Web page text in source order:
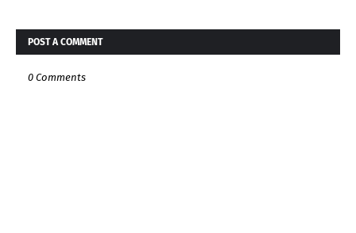
POST A COMMENT
0 Comments